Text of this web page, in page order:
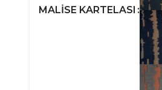
MALISE KARTELASI